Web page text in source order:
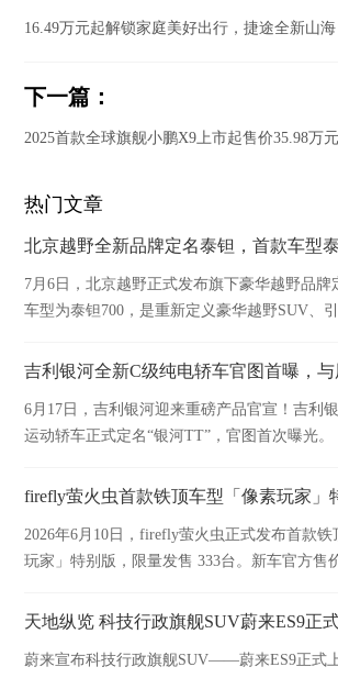
16.49万元起解锁家庭美好出行，捷途全新山
下一篇：
2025首款全球旗舰小鹏X9上市起售价35.98万元
热门文章
北京越野全新品牌定名泰钽，首款车型
7月6日，北京越野正式发布旗下豪华越野品牌
车型为泰钽700，是重新定义豪华越野SUV、
6月17日，吉利银河迎来重磅产品官宣！吉利
运动轿车正式定名“银河TT”，官图首次曝光。
firefly萤火虫首款铁顶车型「像素玩家」
2026年6月10日，firefly萤火虫正式发布首款
玩家」特别版，限量发售 333台。新车官方售
天地纵览 科技行政旗舰SUV蔚来ES9正
蔚来宣布科技行政旗舰SUV——蔚来ES9正式上